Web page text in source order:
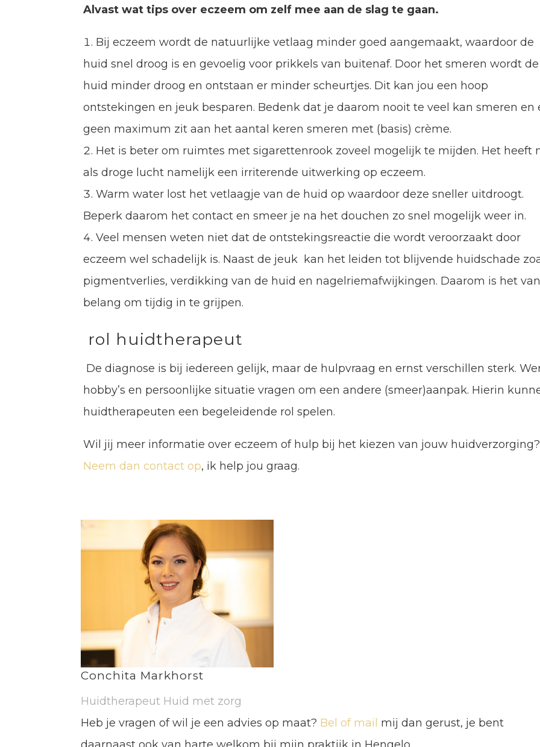
Alvast wat tips over eczeem om zelf mee aan de slag te gaan.
Bij eczeem wordt de natuurlijke vetlaag minder goed aangemaakt, waardoor de
huid snel droog is en gevoelig voor prikkels van buitenaf. Door het smeren wordt de
huid minder droog en ontstaan er minder scheurtjes. Dit kan jou een hoop
ontstekingen en jeuk besparen. Bedenk dat je daarom nooit te veel kan smeren en
geen maximum zit aan het aantal keren smeren met (basis) crème.
Het is beter om ruimtes met sigarettenrook zoveel mogelijk te mijden. Het heeft
als droge lucht namelijk een irriterende uitwerking op eczeem.
Warm water lost het vetlaagje van de huid op waardoor deze sneller uitdroogt.
Beperk daarom het contact en smeer je na het douchen zo snel mogelijk weer in.
Veel mensen weten niet dat de ontstekingsreactie die wordt veroorzaakt door
eczeem wel schadelijk is. Naast de jeuk kan het leiden tot blijvende huidschade
pigmentverlies, verdikking van de huid en nagelriemafwijkingen. Daarom is het
belang om tijdig in te grijpen.
rol huidtherapeut
De diagnose is bij iedereen gelijk, maar de hulpvraag en ernst verschillen sterk.
hobby’s en persoonlijke situatie vragen om een andere (smeer)aanpak. Hierin
huidtherapeuten een begeleidende rol spelen.
Wil jij meer informatie over eczeem of hulp bij het kiezen van jouw huidverzorging?
Neem dan contact op, ik help jou graag.
Conchita Markhorst
Huidtherapeut Huid met zorg
Heb je vragen of wil je een advies op maat? Bel of mail mij dan gerust, je bent